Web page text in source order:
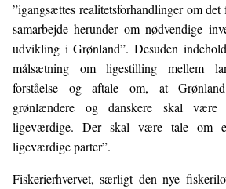
”igangsættes realitetsforhandlinger om
samarbejde herunder om nødvendige
udvikling i Grønland”. Desuden
målsætning om ligestilling mellem
forståelse og aftale om, at
grønlændere og danskere skal
ligeværdige. Der skal være tale om
ligeværdige parter”.
Fiskerierhvervet, særligt den nye